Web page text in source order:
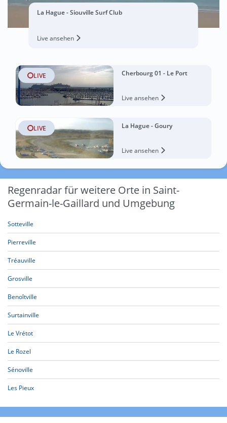
La Hague - Siouville Surf Club
Live ansehen
LIVE Cherbourg 01 - Le Port
Live ansehen
LIVE La Hague - Goury
Live ansehen
Regenradar für weitere Orte in Saint-
Germain-le-Gaillard und Umgebung
Sotteville
Pierreville
Tréauville
Grosville
Benoîtville
Surtainville
Le Vrétot
Le Rozel
Sénoville
Les Pieux